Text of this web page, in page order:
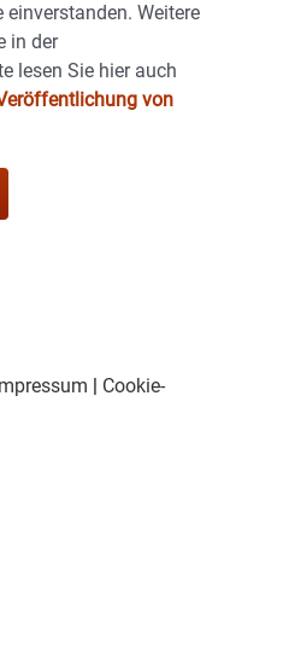
einverstanden. Weitere
in der
lesen Sie hier auch
von
| Cookie-